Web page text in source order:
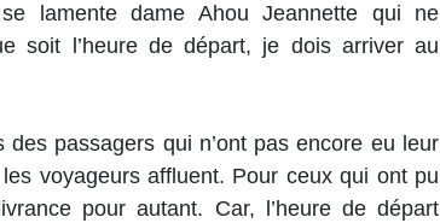
lamente dame Ahou Jeannette qui ne
soit l’heure de départ, je dois arriver au
passagers qui n’ont pas encore eu leur
voyageurs affluent. Pour ceux qui ont pu
pour autant. Car, l’heure de départ